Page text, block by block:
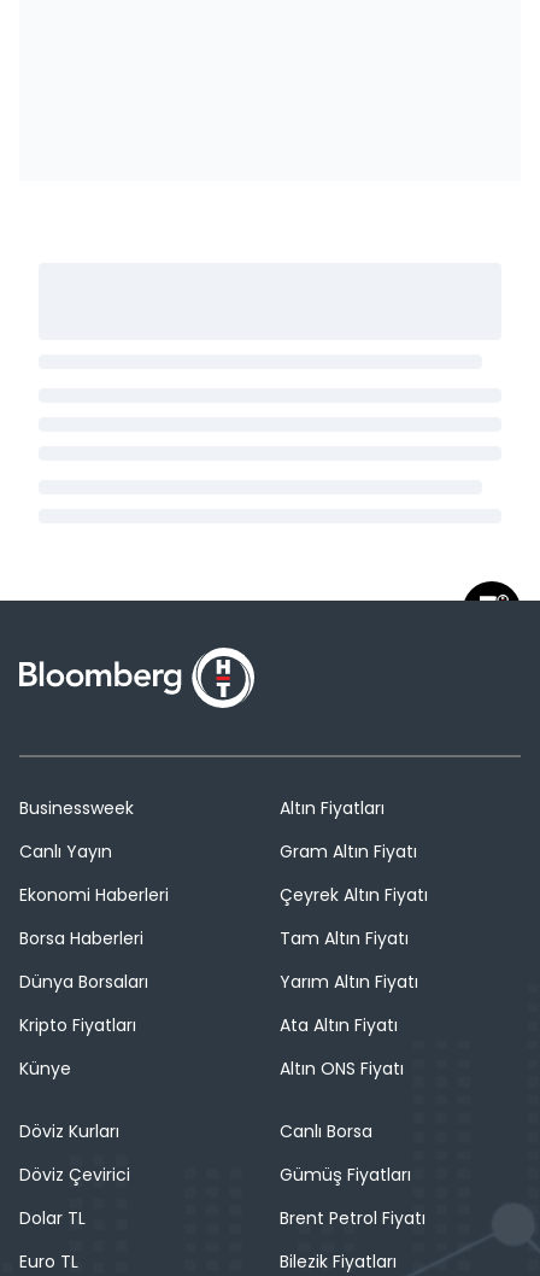
Businessweek
Canlı Yayın
Ekonomi Haberleri
Borsa Haberleri
Dünya Borsaları
Kripto Fiyatları
Künye
Altın Fiyatları
Gram Altın Fiyatı
Çeyrek Altın Fiyatı
Tam Altın Fiyatı
Yarım Altın Fiyatı
Ata Altın Fiyatı
Altın ONS Fiyatı
Döviz Kurları
Döviz Çevirici
Dolar TL
Euro TL
Canlı Borsa
Gümüş Fiyatları
Brent Petrol Fiyatı
Bilezik Fiyatları